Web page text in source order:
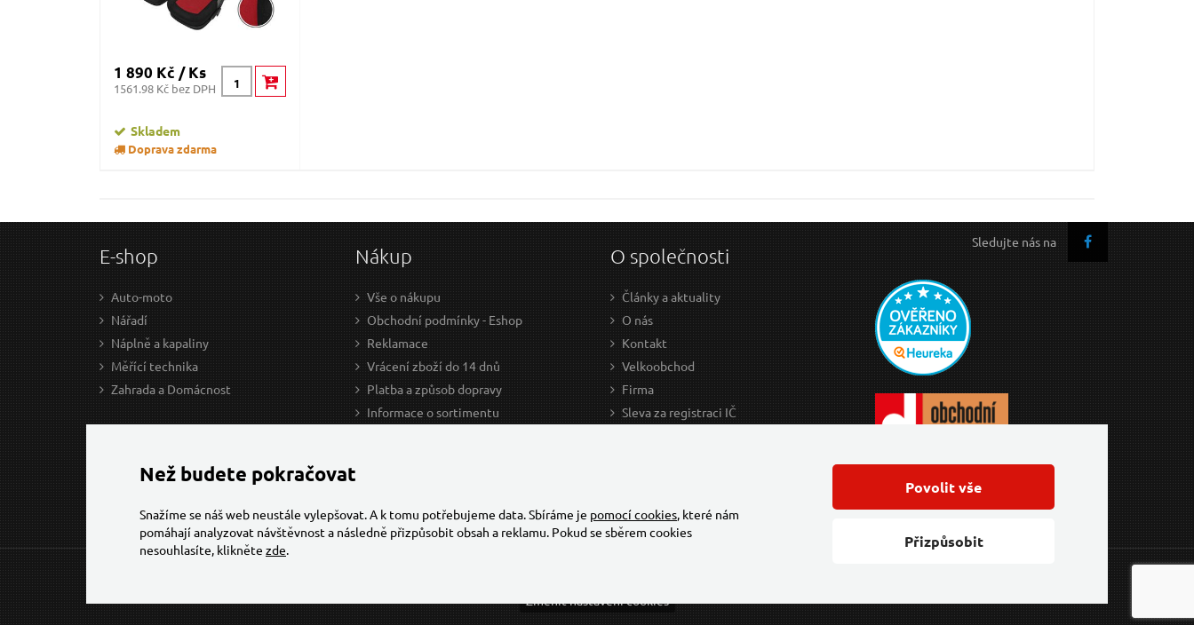
1 890 Kč / Ks
1561.98 Kč bez DPH
Skladem
Doprava zdarma
Sledujte nás na
E-shop
Auto-moto
Nářadí
Náplně a kapaliny
Měřící technika
Zahrada a Domácnost
Nákup
Vše o nákupu
Obchodní podmínky - Eshop
Reklamace
Vrácení zboží do 14 dnů
Platba a způsob dopravy
Informace o sortimentu
O společnosti
Články a aktuality
O nás
Kontakt
Velkoobchod
Firma
Sleva za registraci IČ
Změnit nastavení cookies
Než budete pokračovat
Snažíme se náš web neustále vylepšovat. A k tomu potřebujeme data. Sbíráme je pomocí cookies, které nám
pomáhají analyzovat návštěvnost a následně přizpůsobit obsah a reklamu. Pokud se sběrem cookies
nesouhlasíte, klikněte zde. Přizpůsobit
Povolit vše